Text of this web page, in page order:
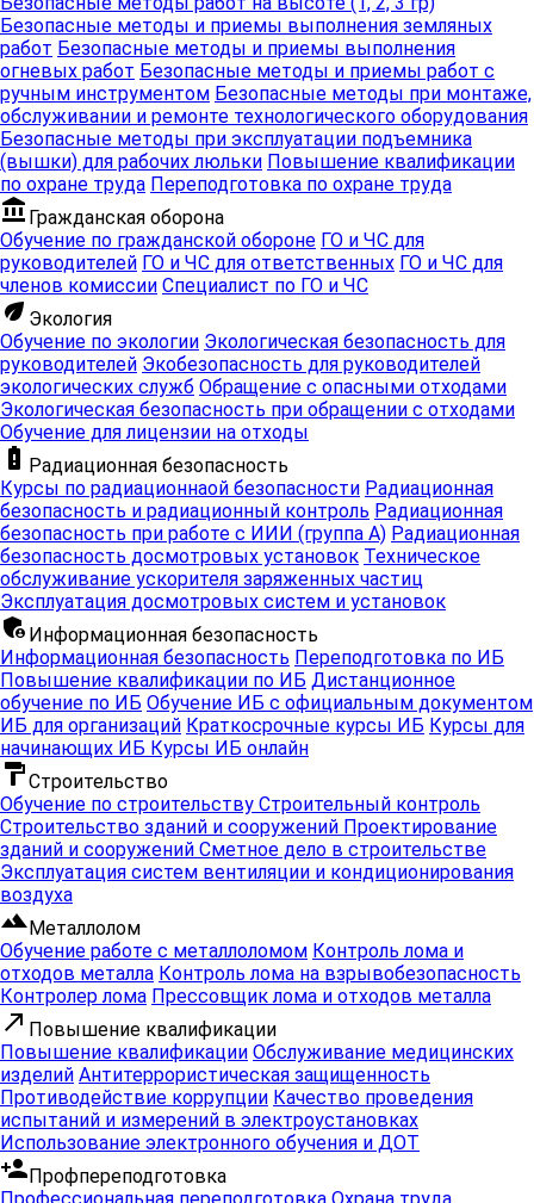
Безопасные методы и приемы выполнения земляных
работ Безопасные методы и приемы выполнения
огневых работ Безопасные методы и приемы работ с
ручным инструментом Безопасные методы при монтаже,
обслуживании и ремонте технологического оборудования
Безопасные методы при эксплуатации подъемника
(вышки) для рабочих люльки Повышение квалификации
по охране труда Переподготовка по охране труда
account_balance Гражданская оборона
Обучение по гражданской обороне ГО и ЧС для
руководителей ГО и ЧС для ответственных ГО и ЧС для
членов комиссии Специалист по ГО и ЧС
eco Экология
Обучение по экологии Экологическая безопасность для
руководителей Экобезопасность для руководителей
экологических служб Обращение с опасными отходами
Экологическая безопасность при обращении с отходами
Обучение для лицензии на отходы
battery_alert Радиационная безопасность
Курсы по радиационнаой безопасности Радиационная
безопасность и радиационный контроль Радиационная
безопасность при работе с ИИИ (группа А) Радиационная
безопасность досмотровых установок Техническое
обслуживание ускорителя заряженных частиц
Эксплуатация досмотровых систем и установок
admin_panel_settings Информационная безопасность
Информационная безопасность Переподготовка по ИБ
Повышение квалификации по ИБ Дистанционное
обучение по ИБ Обучение ИБ с официальным документом
ИБ для организаций Краткосрочные курсы ИБ Курсы для
начинающих ИБ Курсы ИБ онлайн
format_paintСтроительство
Обучение по строительству Строительный контроль
Строительство зданий и сооружений Проектирование
зданий и сооружений Сметное дело в строительстве
Эксплуатация систем вентиляции и кондиционирования
воздуха
filter_hdrМеталлолом
Обучение работе с металлоломом Контроль лома и
отходов металла Контроль лома на взрывобезопасность
Контролер лома Прессовщик лома и отходов металла
call_made Повышение квалификации
Повышение квалификации Обслуживание медицинских
изделий Антитеррористическая защищенность
Противодействие коррупции Качество проведения
испытаний и измерений в электроустановках
Использование электронного обучения и ДОТ
person_addПрофпереподготовка